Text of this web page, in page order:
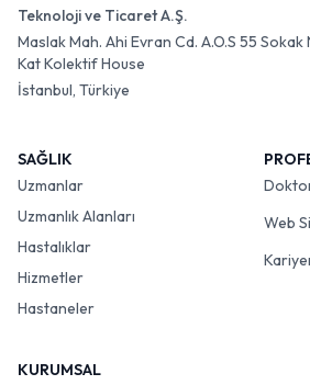
Teknoloji ve Ticaret A.Ş.
Maslak Mah. Ahi Evran Cd. A.O.S 55
Kat Kolektif House
İstanbul, Türkiye
SAĞLIK
Uzmanlar
Uzmanlık Alanları
Hastalıklar
Hizmetler
Hastaneler
Web
KURUMSAL